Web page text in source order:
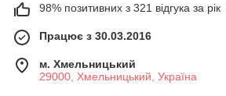
98% позитивних з 321 відгука за рік
Працює з 30.03.2016
м. Хмельницький
29000, Хмельницький, Україна